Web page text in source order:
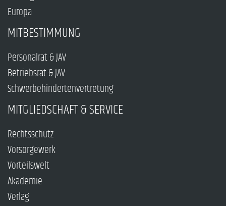
Europa
MITBESTIMMUNG
Personalrat & JAV
Betriebsrat & JAV
Schwerbehindertenvertretung
MITGLIEDSCHAFT & SERVICE
Rechtsschutz
Vorsorgewerk
Vorteilswelt
Akademie
Verlag